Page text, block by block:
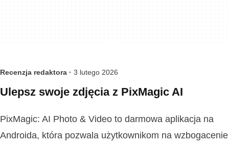
Recenzja redaktora · 3 lutego 2026
Ulepsz swoje zdjęcia z PixMagic AI
PixMagic: AI Photo & Video to darmowa aplikacja na
Androida, która pozwala użytkownikom na wzbogacenie